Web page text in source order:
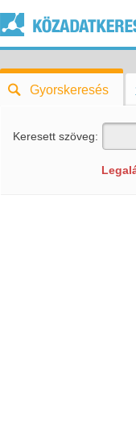
Gyorskeresés
Keresett szöveg: